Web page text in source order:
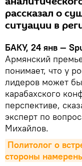
рассказал о
ситуации в
БАКУ, 24 янв —
Армянский
понимает, что у
лидеров может
карабахского
перспективе,
эксперт по
Михайлов.
Политолог о
стороны